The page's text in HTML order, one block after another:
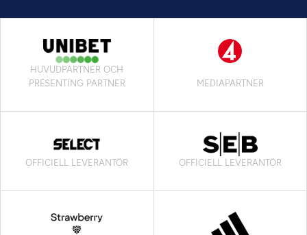
HUVUDPARTNER OCH
PRESENTING PARTNER
MEDIAPARTNER
OFFICIELL LEVERANTÖR OFFICIELL LEVERANTÖR